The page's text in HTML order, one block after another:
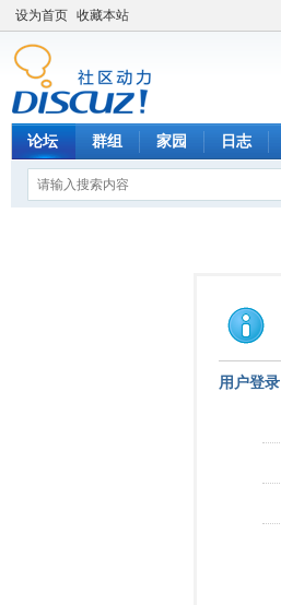
设为首页 收藏本站
论坛 群组 家园 日志
用户登录